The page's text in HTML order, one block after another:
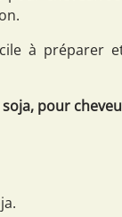
à préparer
pour